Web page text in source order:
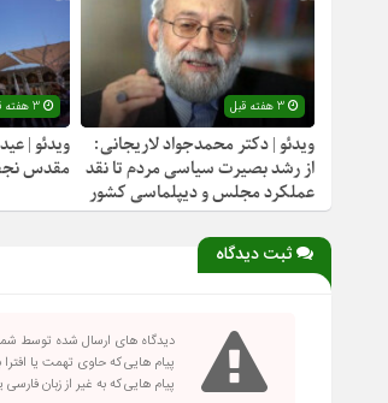
3 هفته قبل
ویدئو | دکتر محمدجواد لاریجانی:
از رشد بصیرت سیاسی مردم تا نقد
عملکرد مجلس و دیپلماسی کشور
3 هفته قبل
ویدئو |
مقدس
ثبت دیدگاه
دیدگاه های ارسال شده توسط
پیام هایی که حاوی تهمت یا
پیام هایی که به غیر از زبان